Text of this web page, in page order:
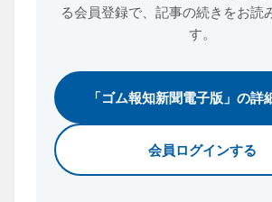
る会員登録で、 記事の続きをお読
す。
「ゴム報知新聞電子版」の詳
会員ログインする